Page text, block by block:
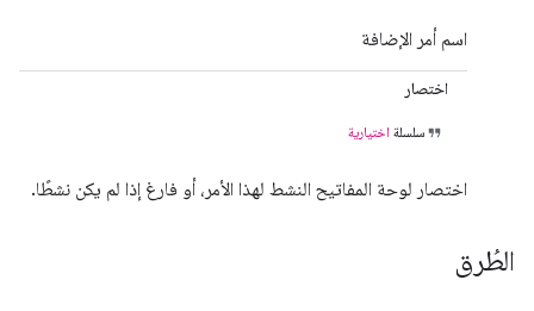
اسم أمر الإضافة
اختصار
سلسلة اختيارية
اختصار لوحة المفاتيح النشط لهذا الأمر، أو فارغ إذا لم يكن نشطًا.
الطُرق